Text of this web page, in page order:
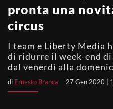
pronta una
circus
I team e Liberty Media
di ridurre il week-end
dal venerdì alla
di Ernesto Branca 27 Gen 2020 |